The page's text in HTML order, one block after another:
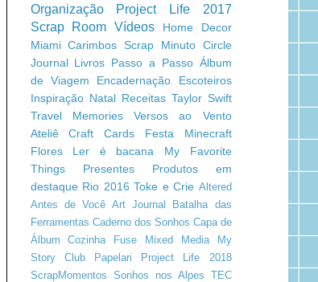
Organização
Project Life 2017
Scrap Room Vídeos
Home Decor
Miami Carimbos Scrap Minuto Circle
Journal Livros Passo a Passo Álbum
de Viagem
Encadernação
Escoteiros
Inspiração Natal Receitas Taylor Swift
Travel Memories
Versos ao Vento
Ateliê Craft
Cards
Festa Minecraft
Flores
Ler é bacana
My Favorite
Things
Presentes
Produtos em
destaque Rio 2016 Toke e Crie Altered
Antes de Você Art Journal
Batalha das
Ferramentas Caderno dos Sonhos Capa de
Álbum
Cozinha Fuse Mixed Media
My
Story Club
Papelari
Project Life 2018
ScrapMomentos Sonhos nos Alpes TEC